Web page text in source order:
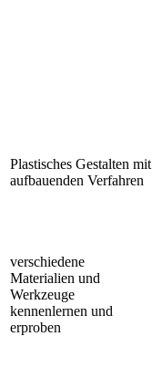
Plastisches Gestalten mit
aufbauenden Verfahren
verschiedene
Materialien und
Werkzeuge
kennenlernen und
erproben